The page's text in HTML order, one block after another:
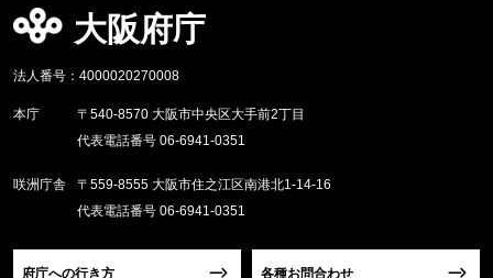
大阪府庁
法人番号：4000020270008
本庁
〒540-8570 大阪市中央区大手前2丁目
代表電話番号 06-6941-0351
咲洲庁舎
〒559-8555 大阪市住之江区南港北1-14-16
代表電話番号 06-6941-0351
府庁への行き方 各種お問合わせ